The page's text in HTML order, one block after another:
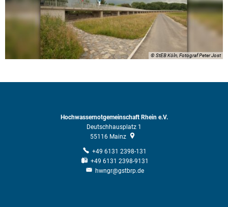
© StEB Köln, Fotograf Peter Jost
Hochwassernotgemeinschaft Rhein e.V.
Deutschhausplatz 1
55116 Mainz
+49 6131 2398-131
+49 6131 2398-9131
hwngr@gstbrp.de